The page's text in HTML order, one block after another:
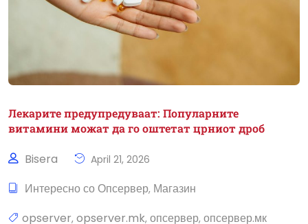
Лекарите предупредуваат: Популарните
витамини можат да го оштетат црниот дроб
Bisera April 21, 2026
Интересно со Опсервер, Магазин
opserver, opserver.mk, опсервер, опсервер.мк